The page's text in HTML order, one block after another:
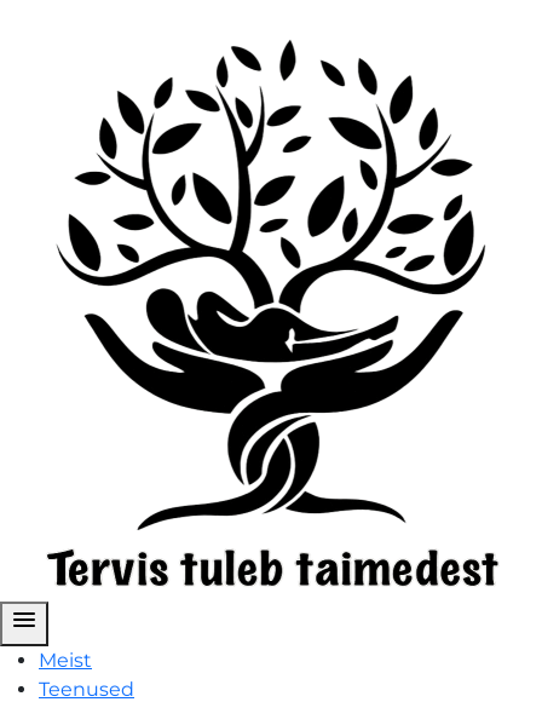
menu
Meist
Teenused